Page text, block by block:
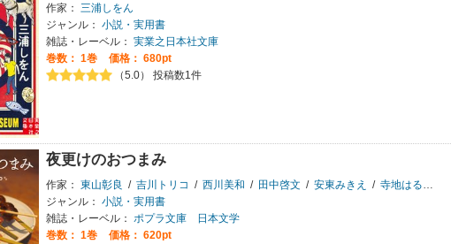
作家： 三浦しをん
ジャンル： 小説・実用書
雑誌・レーベル： 実業之日本社文庫
巻数： 1巻
価格： 680pt
（5.0） 投稿数1件
夜更けのおつまみ
作家： 東山彰良 / 吉川トリコ / 西川美和 / 田中啓文 / 安東みきえ / 寺地はるな
ジャンル： 小説・実用書
雑誌・レーベル： ポプラ文庫 日本文学
巻数： 1巻
価格： 620pt